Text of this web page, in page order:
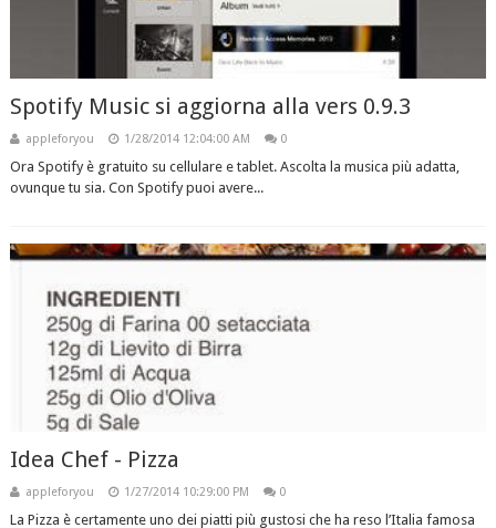
Spotify Music si aggiorna alla vers 0.9.3
appleforyou 1/28/2014 12:04:00 AM 0
Ora Spotify è gratuito su cellulare e tablet. Ascolta la musica più adatta,
ovunque tu sia. Con Spotify puoi avere...
Idea Chef - Pizza
appleforyou 1/27/2014 10:29:00 PM 0
La Pizza è certamente uno dei piatti più gustosi che ha reso l’Italia famosa